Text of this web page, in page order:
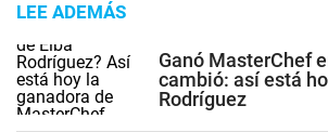
LEE ADEMÁS
Ganó MasterChef
cambió: así está
Rodríguez